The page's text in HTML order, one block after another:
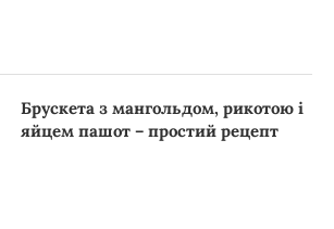
Брускета з мангольдом, рикотою і
яйцем пашот – простий рецепт